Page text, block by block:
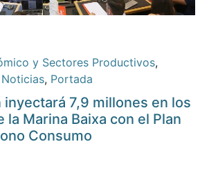
y Sectores Productivos,
Noticias, Portada
inyectará 7,9 millones en los
la Marina Baixa con el Plan
Consumo